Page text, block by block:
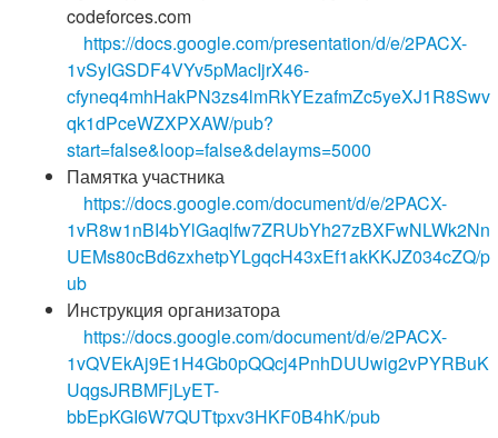
codeforces.com
https://docs.google.com/presentation/d/e/2PACX-
1vSyIGSDF4VYv5pMacIjrX46-
cfyneq4mhHakPN3zs4lmRkYEzafmZc5yeXJ1R8Swv
qk1dPceWZXPXAW/pub?
start=false&loop=false&delayms=5000
Памятка участника
https://docs.google.com/document/d/e/2PACX-
1vR8w1nBI4bYlGaqlfw7ZRUbYh27zBXFwNLWk2Nn
UEMs80cBd6zxhetpYLgqcH43xEf1akKKJZ034cZQ/p
ub
Инструкция организатора
https://docs.google.com/document/d/e/2PACX-
1vQVEkAj9E1H4Gb0pQQcj4PnhDUUwig2vPYRBuK
UqgsJRBMFjLyET-
bbEpKGI6W7QUTtpxv3HKF0B4hK/pub